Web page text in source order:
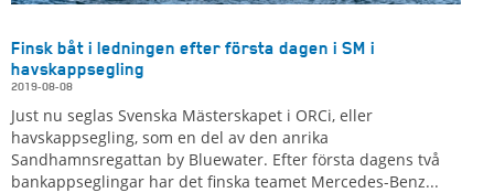
Finsk båt i ledningen efter första dagen i SM i
havskappsegling
2019-08-08
Just nu seglas Svenska Mästerskapet i ORCi, eller
havskappsegling, som en del av den anrika
Sandhamnsregattan by Bluewater. Efter första dagens två
bankappseglingar har det finska teamet Mercedes-Benz...